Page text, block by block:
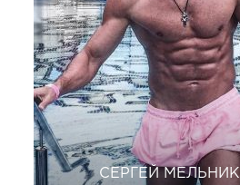
СЕРГЕЙ МЕЛЬНИК